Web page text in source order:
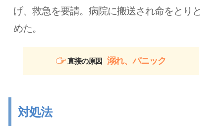
げ、救急を要請。病院に搬送され命をとりと
めた。
直接の原因 溺れ、パニック
対処法